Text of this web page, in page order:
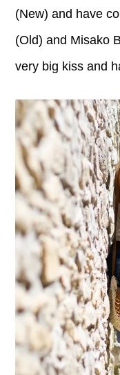
(New) and have
(Old) and Misako
very big kiss and